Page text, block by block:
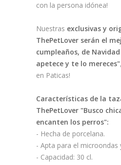
con la persona idónea!
Nuestras exclusivas y
ThePetLover serán el
cumpleaños, de
apetece y te lo mereces"
en Paticas!
Características de la
ThePetLover "Busco
encanten los perros":
- Hecha de porcelana.
- Apta para el microondas
- Capacidad: 30 cl.